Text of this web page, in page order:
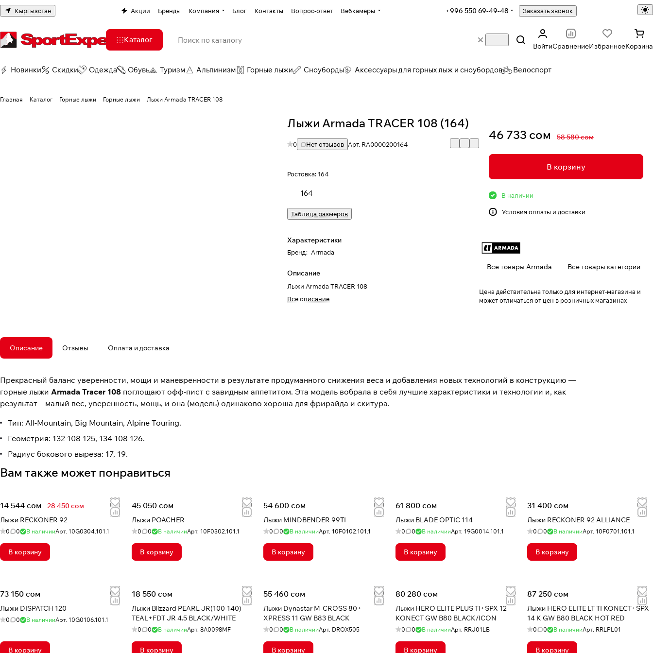
Кыргызстан Акции Бренды Компания Блог Контакты Вопрос-ответ Вебкамеры +996 550 69-49-48 Заказать звонок
Каталог
ВойтиСравнениеИзбранноеКорзина
Новинки Скидки Одежда Обувь Туризм Альпинизм Горные лыжи Сноуборды Аксессуары для горных лыж и сноубордов Велоспорт
Главная Каталог Горные лыжи Горные лыжи Лыжи Armada TRACER 108
Лыжи Armada TRACER 108 (164)
0 Нет отзывов Арт. RA0000200164
Ростовка: 164
164
Таблица размеров
Характеристики
Бренд: Armada
Описание
Лыжи Armada TRACER 108
Все описание
46 733 сом 58 580 сом
В корзину
В наличии
Условия оплаты и доставки
Все товары Armada Все товары категории
Цена действительна только для интернет-магазина и
может отличаться от цен в розничных магазинах
Описание Отзывы Оплата и доставка
Прекрасный баланс уверенности, мощи и маневренности в результате продуманного снижения веса и добавления новых технологий в конструкцию —
горные лыжи Armada Tracer 108 поглощают офф-пист с завидным аппетитом. Эта модель вобрала в себя лучшие характеристики и технологии и, как
результат – малый вес, уверенность, мощь, и она (модель) одинаково хороша для фрирайда и скитура.
Тип: All-Mountain, Big Mountain, Alpine Touring.
Геометрия: 132-108-125, 134-108-126.
Радиус бокового выреза: 17, 19.
Вам также может понравиться
14 544 сом
28 450 сом
Лыжи RECKONER 92
0 0 В наличииАрт. 10G0304.101.1
В корзину
45 050 сом
Лыжи POACHER
0 0 В наличииАрт. 10F0302.101.1
В корзину
54 600 сом
Лыжи MINDBENDER 99TI
0 0 В наличииАрт. 10F0102.101.1
В корзину
61 800 сом
Лыжи BLADE OPTIC 114
0 0 В наличииАрт. 19G0014.101.1
В корзину
31 400 сом
Лыжи RECKONER 92 ALLIANCE
0 0 В наличииАрт. 10F0701.101.1
В корзину
73 150 сом
Лыжи DISPATCH 120
0 0 В наличииАрт. 10G0106.101.1
В корзину
18 550 сом
Лыжи Blizzard PEARL JR(100-140)
TEAL+FDT JR 4.5 BLACK/WHITE
0 0 В наличииАрт.8A0098MF
В корзину
55 460 сом
Лыжи Dynastar M-CROSS 80+
XPRESS 11 GW B83 BLACK
0 0 В наличииАрт. DROX505
В корзину
80 280 сом
Лыжи HERO ELITE PLUS TI+SPX 12
KONECT GW B80 BLACK/ICON
0 0 В наличииАрт. RRJ01LB
В корзину
87 250 сом
Лыжи HERO ELITE LT TI KONECT+SPX
14 K GW B80 BLACK HOT RED
0 0 В наличииАрт. RRLPL01
В корзину